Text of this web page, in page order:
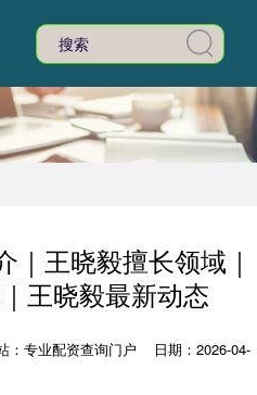
｜王晓毅擅长领域｜
王晓毅最新动态
：专业配资查询门户
日期：2026-04-